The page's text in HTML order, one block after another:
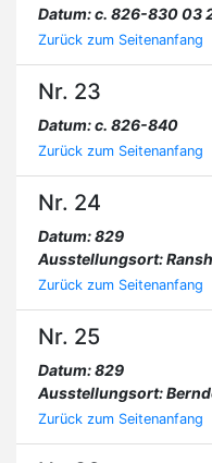
Datum: c. 826-830 03
Zurück zum Seitenanfang
Nr. 23
Datum: c. 826-840
Zurück zum Seitenanfang
Nr. 24
Datum: 829
Ausstellungsort:
Zurück zum Seitenanfang
Nr. 25
Datum: 829
Ausstellungsort:
Zurück zum Seitenanfang